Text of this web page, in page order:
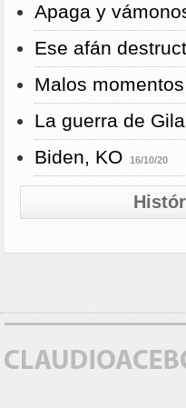
Apaga y
Ese afán
Malos
La guerra de Gila
Biden, KO 16/10/20